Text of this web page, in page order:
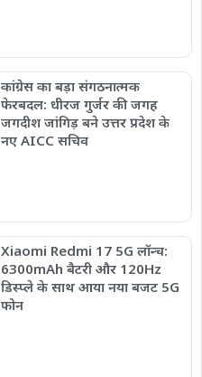
कांग्रेस का बड़ा संगठनात्मक
फेरबदल: धीरज गुर्जर की जगह
जगदीश जांगिड़ बने उत्तर प्रदेश के
नए AICC सचिव
Xiaomi Redmi 17 5G लॉन्च:
6300mAh बैटरी और 120Hz
डिस्प्ले के साथ आया नया बजट 5G
फोन